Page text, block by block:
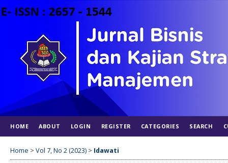
HOME ABOUT LOGIN REGISTER CATEGORIES SEARCH
Home > Vol 7, No 2 (2023) > Idawati